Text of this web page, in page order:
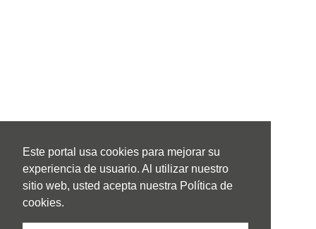
Este portal usa cookies para mejorar su
experiencia de usuario. Al utilizar nuestro
sitio web, usted acepta nuestra Política de
cookies.